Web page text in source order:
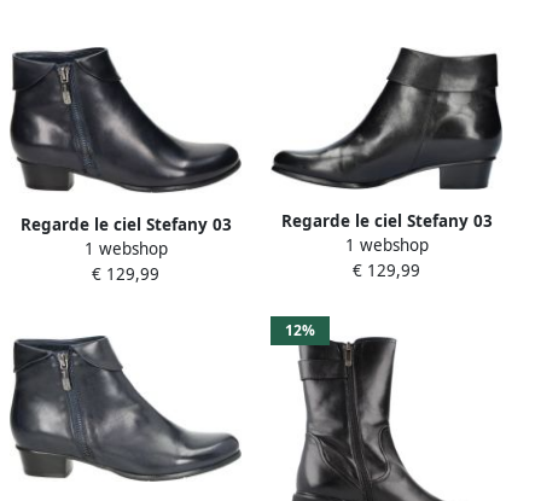
Regarde le ciel Stefany 03
leren enkellaarzen
donkerblauw
1 webshop
€ 129,99
Regarde le ciel Stefany 03
leren enkellaarzen zwart
1 webshop
€ 129,99
12%